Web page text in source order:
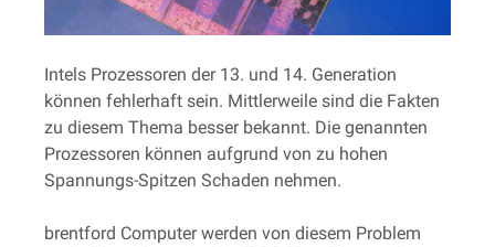
Intels Prozessoren der 13. und 14. Generation
können fehlerhaft sein. Mittlerweile sind die Fakten
zu diesem Thema besser bekannt. Die genannten
Prozessoren können aufgrund von zu hohen
Spannungs-Spitzen Schaden nehmen.
brentford Computer werden von diesem Problem